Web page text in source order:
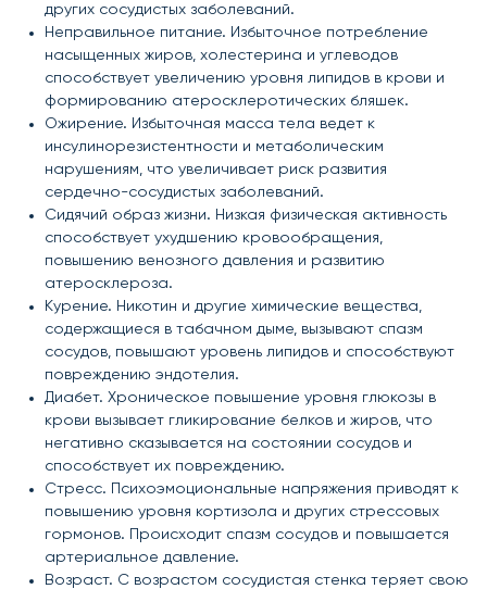
других сосудистых заболеваний.
Неправильное питание. Избыточное потребление
насыщенных жиров, холестерина и углеводов
способствует увеличению уровня липидов в крови и
формированию атеросклеротических бляшек.
Ожирение. Избыточная масса тела ведет к
инсулинорезистентности и метаболическим
нарушениям, что увеличивает риск развития
сердечно-сосудистых заболеваний.
Сидячий образ жизни. Низкая физическая активность
способствует ухудшению кровообращения,
повышению венозного давления и развитию
атеросклероза.
Курение. Никотин и другие химические вещества,
содержащиеся в табачном дыме, вызывают спазм
сосудов, повышают уровень липидов и способствуют
повреждению эндотелия.
Диабет. Хроническое повышение уровня глюкозы в
крови вызывает гликирование белков и жиров, что
негативно сказывается на состоянии сосудов и
способствует их повреждению.
Стресс. Психоэмоциональные напряжения приводят к
повышению уровня кортизола и других стрессовых
гормонов. Происходит спазм сосудов и повышается
артериальное давление.
Возраст. С возрастом сосудистая стенка теряет свою